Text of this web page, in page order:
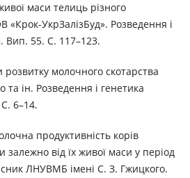
маси телиць різного
«Крок-УкрЗалізБуд». Розведення і
Вип. 55. С. 117–123.
розвитку молочного скотарства
ін. Розведення і генетика
6–14.
продуктивність корів
залежно від їх живої маси у період
ЛНУВМБ імені С. З. Гжицкого.